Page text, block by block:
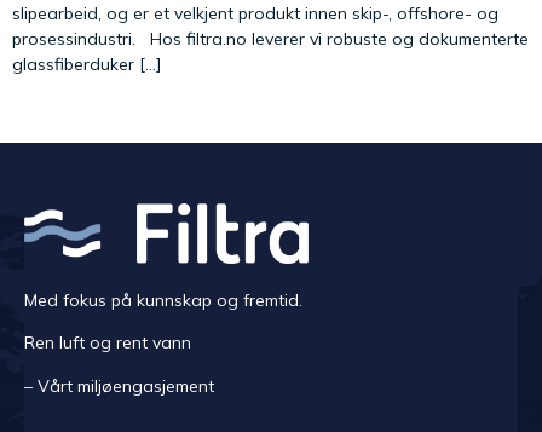
slipearbeid, og er et velkjent produkt innen skip-, offshore- og
prosessindustri. Hos filtra.no leverer vi robuste og dokumenterte
glassfiberduker […]
Med fokus på kunnskap og fremtid.
Ren luft og rent vann
– Vårt miljøengasjement